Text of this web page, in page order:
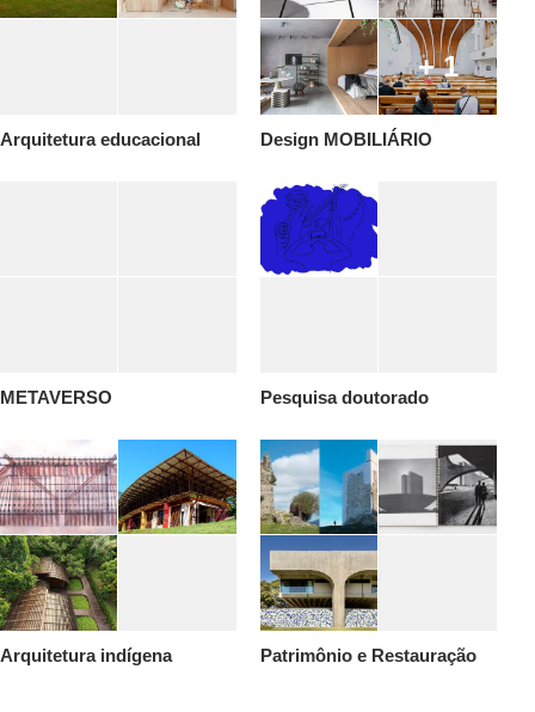
Arquitetura educacional
+ 1
Design MOBILIÁRIO
METAVERSO Pesquisa doutorado
Arquitetura indígena Patrimônio e Restauração